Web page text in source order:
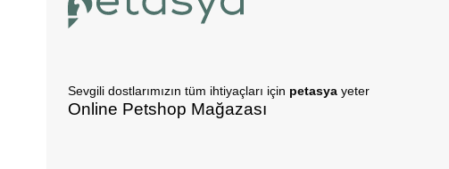
Sevgili dostlarımızın tüm ihtiyaçları için petasya yeter
Online Petshop Mağazası